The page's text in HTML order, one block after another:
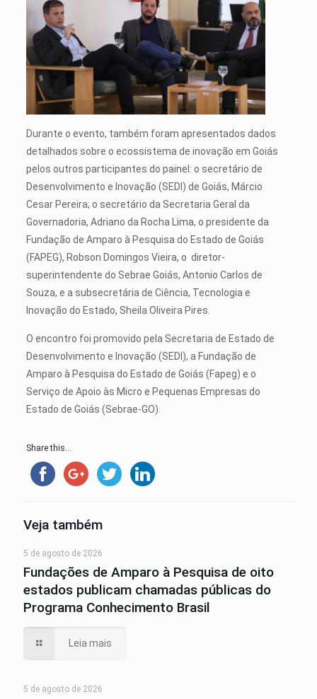
Durante o evento, também foram apresentados dados
detalhados sobre o ecossistema de inovação em Goiás
pelos outros participantes do painel: o secretário de
Desenvolvimento e Inovação (SEDI) de Goiás, Márcio
Cesar Pereira; o secretário da Secretaria Geral da
Governadoria, Adriano da Rocha Lima, o presidente da
Fundação de Amparo à Pesquisa do Estado de Goiás
(FAPEG), Robson Domingos Vieira, o diretor-
superintendente do Sebrae Goiás, Antonio Carlos de
Souza, e a subsecretária de Ciência, Tecnologia e
Inovação do Estado, Sheila Oliveira Pires.
O encontro foi promovido pela Secretaria de Estado de
Desenvolvimento e Inovação (SEDI), a Fundação de
Amparo à Pesquisa do Estado de Goiás (Fapeg) e o
Serviço de Apoio às Micro e Pequenas Empresas do
Estado de Goiás (Sebrae-GO).
Share this...
Veja também
5 de agosto de 2026
Fundações de Amparo à Pesquisa de oito
estados publicam chamadas públicas do
Programa Conhecimento Brasil
Leia mais
5 de agosto de 2026